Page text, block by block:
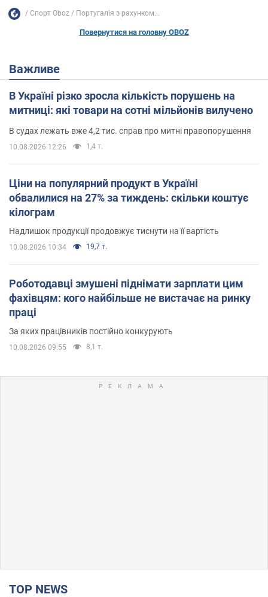
Спорт Oboz Португалія з рахунком...
Повернутися на головну OBOZ
Важливе
В Україні різко зросла кількість порушень на
митниці: які товари на сотні мільйонів вилучено
В судах лежать вже 4,2 тис. справ про митні правопорушення
10.08.2026 12:26 1,4 т.
Ціни на популярний продукт в Україні
обвалилися на 27% за тиждень: скільки коштує
кілограм
Надлишок продукції продовжує тиснути на її вартість
10.08.2026 10:34 19,7 т.
Роботодавці змушені піднімати зарплати цим
фахівцям: кого найбільше не вистачає на ринку
праці
За яких працівників постійно конкурують
10.08.2026 09:55 8,1 т.
TOP NEWS